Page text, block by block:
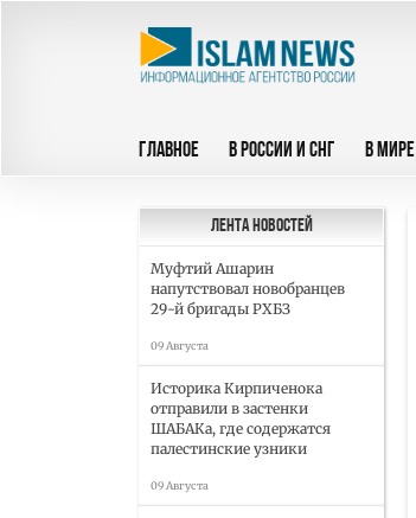
ГЛАВНОЕ В РОССИИ И СНГ В МИРЕ
Лента новостей
Муфтий Ашарин
напутствовал новобранцев
29-й бригады РХБЗ
09 Августа
Историка Кирпиченока
отправили в застенки
ШАБАКа, где содержатся
палестинские узники
09 Августа